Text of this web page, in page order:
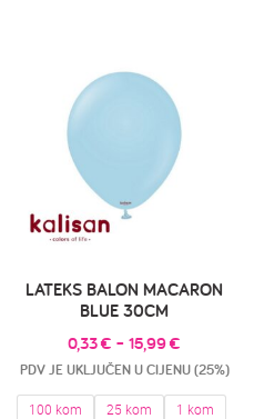
LATEKS BALON MACARON
BLUE 30CM
0,33€ – 15,99€
PDV JE UKLJUČEN U CIJENU (25%)
100 kom 25 kom 1 kom